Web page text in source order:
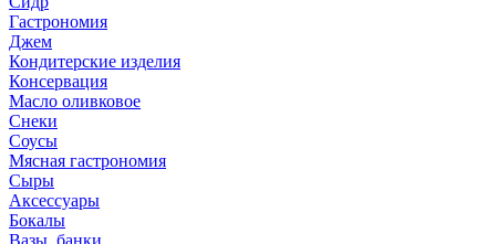
Гастрономия
Джем
Кондитерские изделия
Консервация
Масло оливковое
Снеки
Соусы
Мясная гастрономия
Сыры
Аксессуары
Бокалы
Вазы, банки